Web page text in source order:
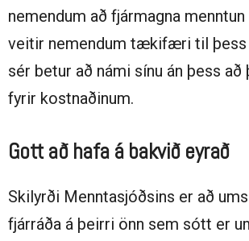
nemendum að fjármagna
veitir nemendum tækifæri til þess
sér betur að námi sínu án þess að
fyrir kostnaðinum.
Gott að hafa á bakvið eyrað
Skilyrði Menntasjóðsins er að
fjárráða á þeirri önn sem sótt er